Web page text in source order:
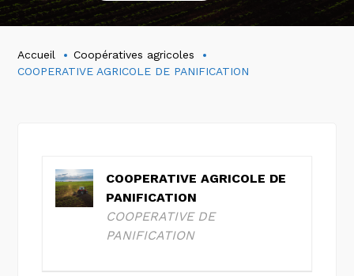
Accueil
Coopératives agricoles
COOPERATIVE AGRICOLE DE PANIFICATION
COOPERATIVE AGRICOLE DE
PANIFICATION
COOPERATIVE DE
PANIFICATION